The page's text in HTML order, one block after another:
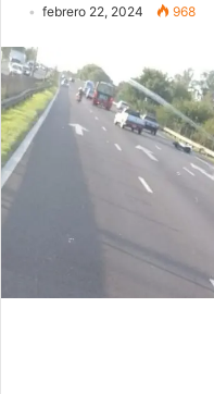
febrero 22, 2024 968